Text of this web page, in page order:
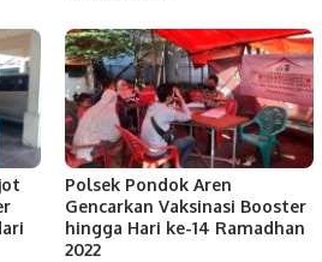
Polsek Pondok Aren
Gencarkan Vaksinasi Booster
hingga Hari ke-14 Ramadhan
2022